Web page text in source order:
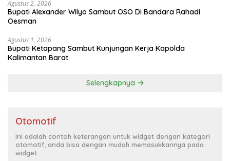
Agustus 2, 2026
Bupati Alexander Wilyo Sambut OSO Di Bandara Rahadi
Oesman
Agustus 1, 2026
Bupati Ketapang Sambut Kunjungan Kerja Kapolda
Kalimantan Barat
Selengkapnya
Otomotif
Ini adalah contoh keterangan untuk widget dengan kategori
otomotif, anda bisa dengan mudah memasukkannya pada
widget.